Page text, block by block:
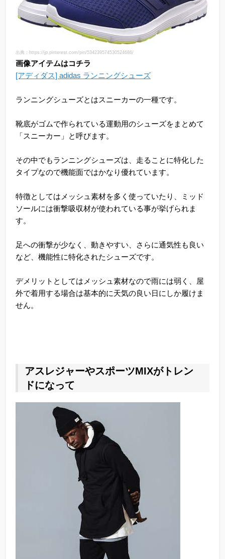
出典：https://jp.pinterest.com/pin/534239574530524686/
画像アイテムはコチラ
[アディダス] adidas ランニングシューズ
ランニングシューズとはスニーカーの一種です。
靴底がゴムで作られている運動用のシューズをまとめて
「スニーカー」と呼びます。
その中でもランニングシューズは、走ることに特化した
タイプなので機能面ではかなり優れています。
特徴としてはメッシュ素材を多く使っていたり、ミッド
ソールには衝撃吸収材が使われている事が挙げられま
す。
足への衝撃が少なく、動きやすい、さらに通気性も良い
など、機能性に特化されたシューズです。
デメリットとしてはメッシュ素材なので雨には弱く、屋
外で着用する場合は基本的に天気の良い日にしか履けま
せん。
アスレジャーやスポーツMIXがトレン
ドになって